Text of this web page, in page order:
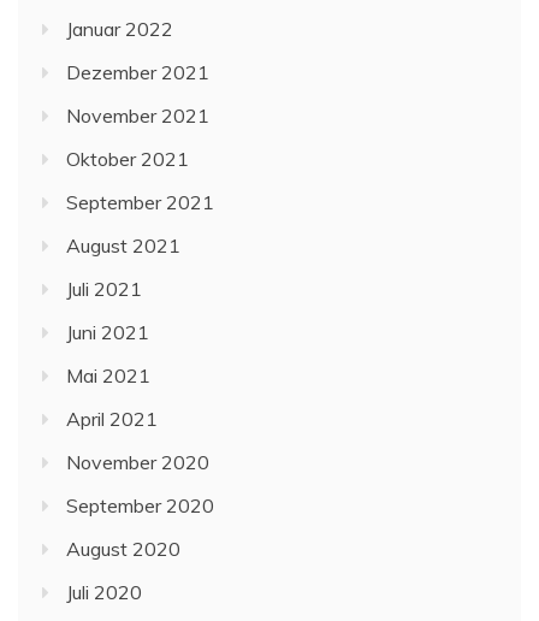
Januar 2022
Dezember 2021
November 2021
Oktober 2021
September 2021
August 2021
Juli 2021
Juni 2021
Mai 2021
April 2021
November 2020
September 2020
August 2020
Juli 2020